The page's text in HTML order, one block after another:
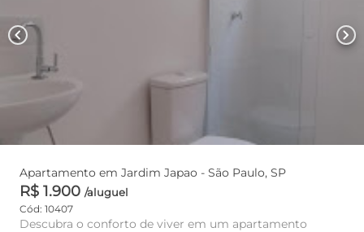
chevron_left chevron_right
Apartamento em Jardim Japao - São Paulo, SP
R$ 1.900 /aluguel
Cód: 10407
Descubra o conforto de viver em um apartamento